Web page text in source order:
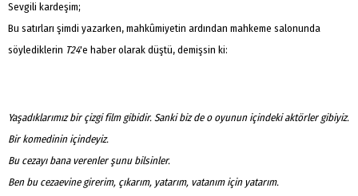
Sevgili kardeşim;
Bu satırları şimdi yazarken, mahkûmiyetin ardından mahkeme salonunda
söylediklerin T24'e haber olarak düştü, demişsin ki:
Yaşadıklarımız bir çizgi film gibidir. Sanki biz de o oyunun içindeki aktörler gibiyiz.
Bir komedinin içindeyiz.
Bu cezayı bana verenler şunu bilsinler.
Ben bu cezaevine girerim, çıkarım, yatarım, vatanım için yatarım.